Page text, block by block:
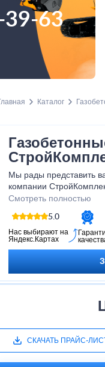
39-63
Каталог
Мы рады представить
компании
вашего строительства.
газобетона от
долговечное строение,
вашу семью на
газобетонные блоки
Смотреть полностью
5.0
Нас выбирают на
Яндекс.Картах
СКАЧАТЬ ПРАЙС-